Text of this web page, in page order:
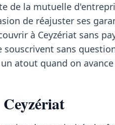
de la mutuelle
de réajuster ses
à Ceyzériat sans
sans
atout quand on avance